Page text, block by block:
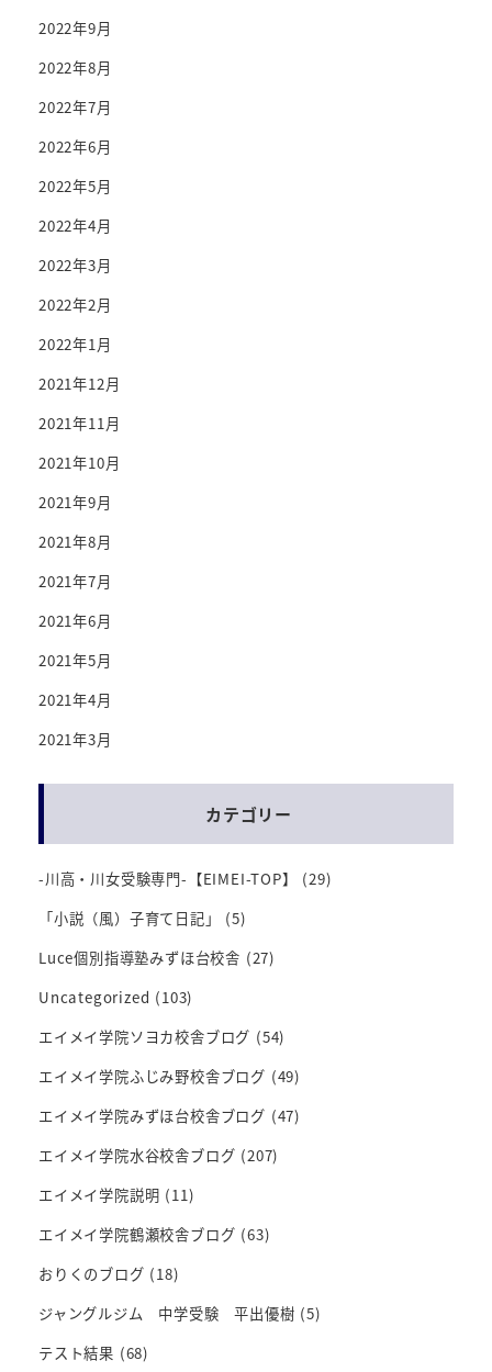
2022年9月
2022年8月
2022年7月
2022年6月
2022年5月
2022年4月
2022年3月
2022年2月
2022年1月
2021年12月
2021年11月
2021年10月
2021年9月
2021年8月
2021年7月
2021年6月
2021年5月
2021年4月
2021年3月
カテゴリー
-川高・川女受験専門-【EIMEI-TOP】
(29)
「小説（風）子育て日記」
(5)
Luce個別指導塾みずほ台校舎 (27)
Uncategorized (103)
エイメイ学院ソヨカ校舎ブログ (54)
エイメイ学院ふじみ野校舎ブログ (49)
エイメイ学院みずほ台校舎ブログ (47)
エイメイ学院水谷校舎ブログ (207)
エイメイ学院説明 (11)
エイメイ学院鶴瀬校舎ブログ (63)
おりくのブログ (18)
ジャングルジム 中学受験 平出優樹 (5)
テスト結果 (68)